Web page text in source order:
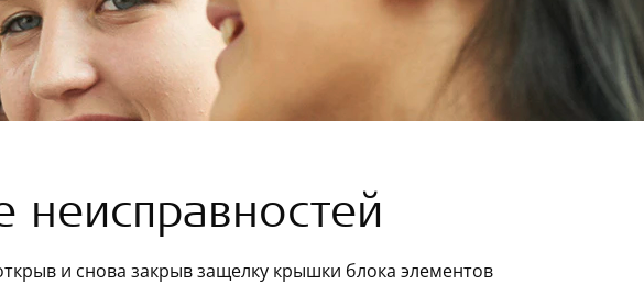
неисправностей
и снова закрыв защелку крышки блока элементов